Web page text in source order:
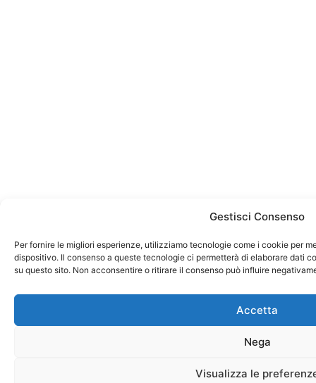
Gestisci Consenso
Per fornire le migliori esperienze, utilizziamo tecnologie come i cookie per
dispositivo. Il consenso a queste tecnologie ci permetterà di elaborare dati
su questo sito. Non acconsentire o ritirare il consenso può influire
Accetta
Nega
Visualizza le